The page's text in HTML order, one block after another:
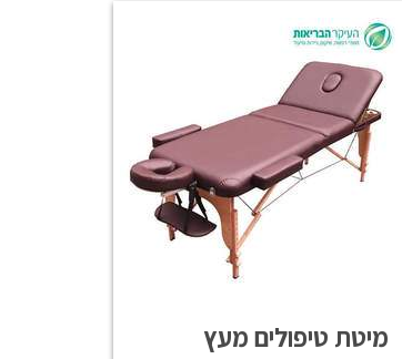
מיטת טיפולים מעץ